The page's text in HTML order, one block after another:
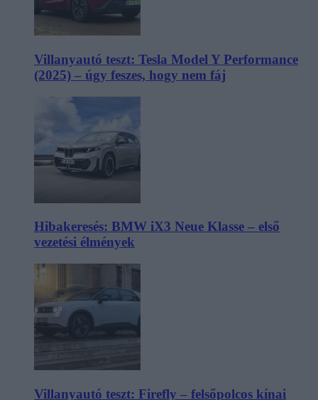
Villanyautó teszt: Tesla Model Y Performance
(2025) – úgy feszes, hogy nem fáj
Hibakeresés: BMW iX3 Neue Klasse – első
vezetési élmények
Villanyautó teszt: Firefly – felsőpolcos kínai